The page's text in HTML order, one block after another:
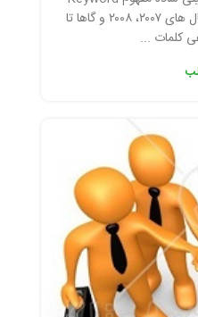
Stuffing را منتقل می کند. در سال های ۲۰۰۷، ۲۰۰۸ و گاها تا